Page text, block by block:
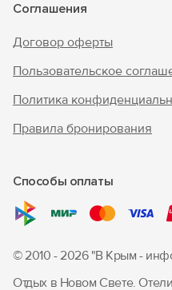
Соглашения
Договор оферты
Пользовательское
Политика
Правила бронирования
Способы оплаты
© 2010 - 2026 "В Крым -
Отдых в Новом Свете.